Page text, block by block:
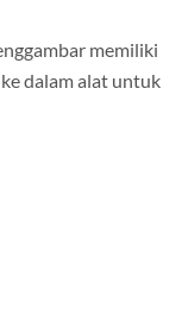
memiliki
dalam alat untuk